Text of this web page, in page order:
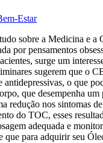
Estar
sobre a Medicina e a
por pensamentos
surge um
sugerem que o
o que
que desempenha
redução nos sintomas
do TOC, esses
adequada e
que para adquirir seu